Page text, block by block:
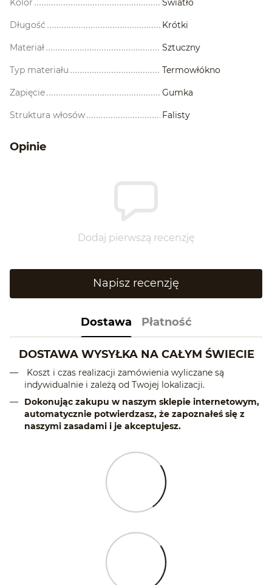
Kolor Światło
Długość Krótki
Materiał Sztuczny
Typ materiału Termowłókno
Zapięcie Gumka
Struktura włosów Falisty
Opinie
Dodaj pierwszą recenzję
Napisz recenzję
Dostawa Płatność
DOSTAWA WYSYŁKA NA CAŁYM ŚWIECIE
Koszt i czas realizacji zamówienia wyliczane są
indywidualnie i zależą od Twojej lokalizacji.
Dokonując zakupu w naszym sklepie internetowym,
automatycznie potwierdzasz, że zapoznałeś się z
naszymi zasadami i je akceptujesz.